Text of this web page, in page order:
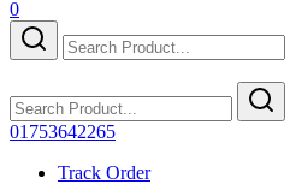
0
01753642265
Track Order